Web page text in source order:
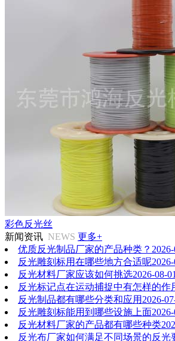
彩色反光丝
新闻资讯 NEWS 更多+
优质反光制品厂家的产品种类？
反光雕刻标用在哪些地方合适呢
反光材料厂家应该如何挑选2026-08-01
反光标记点在运动捕捉中有怎样的作
反光制品都有哪些分类和应用 2026-
反光雕刻标能用到哪些设施上面
反光材料厂家的产品都有哪些种类
反光布厂家如何满足不同场景的反光